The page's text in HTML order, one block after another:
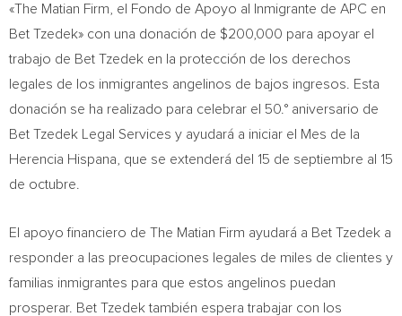
«The Matian Firm, el Fondo de Apoyo al Inmigrante de APC en
Bet Tzedek» con una donación de $200,000 para apoyar el
trabajo de Bet Tzedek en la protección de los derechos
legales de los inmigrantes angelinos de bajos ingresos. Esta
donación se ha realizado para celebrar el 50.° aniversario de
Bet Tzedek Legal Services y ayudará a iniciar el Mes de la
Herencia Hispana, que se extenderá del 15 de septiembre al 15
de octubre.
El apoyo financiero de The Matian Firm ayudará a Bet Tzedek a
responder a las preocupaciones legales de miles de clientes y
familias inmigrantes para que estos angelinos puedan
prosperar. Bet Tzedek también espera trabajar con los